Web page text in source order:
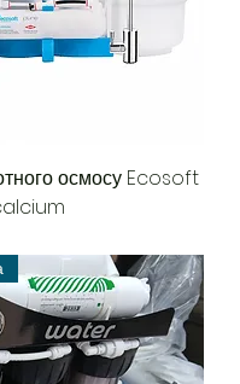
осмосу Ecosoft